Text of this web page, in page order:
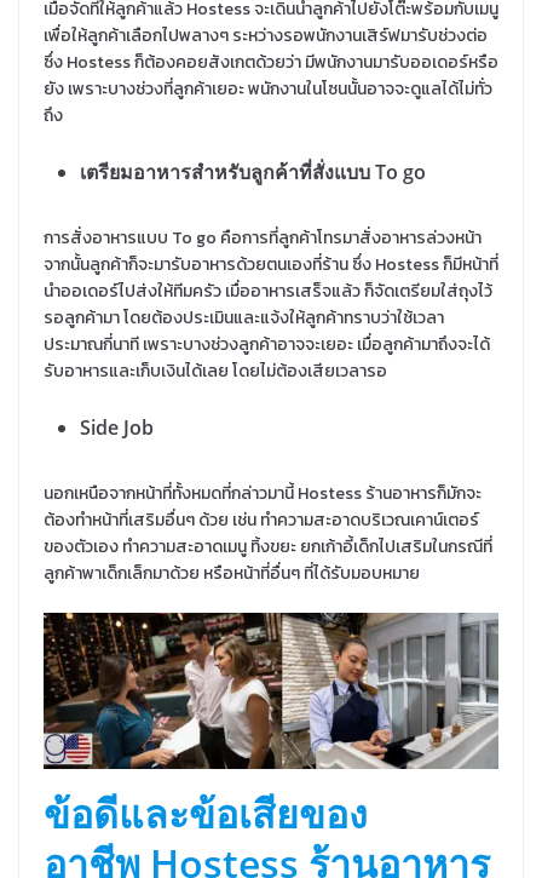
เมื่อจัดที่ให้ลูกค้าแล้ว Hostess จะเดินนำลูกค้าไปยังโต๊ะพร้อมกับเมนู
เพื่อให้ลูกค้าเลือกไปพลางๆ ระหว่างรอพนักงานเสิร์ฟมารับช่วงต่อ
ซึ่ง Hostess ก็ต้องคอยสังเกตด้วยว่า มีพนักงานมารับออเดอร์หรือ
ยัง เพราะบางช่วงที่ลูกค้าเยอะ พนักงานในโซนนั้นอาจจะดูแลได้ไม่ทั่ว
ถึง
เตรียมอาหารสำหรับลูกค้าที่สั่งแบบTo go
การสั่งอาหารแบบ To go คือการที่ลูกค้าโทรมาสั่งอาหารล่วงหน้า
จากนั้นลูกค้าก็จะมารับอาหารด้วยตนเองที่ร้าน ซึ่ง Hostess ก็มีหน้าที่
นำออเดอร์ไปส่งให้ทีมครัว เมื่ออาหารเสร็จแล้ว ก็จัดเตรียมใส่ถุงไว้
รอลูกค้ามา โดยต้องประเมินและแจ้งให้ลูกค้าทราบว่าใช้เวลา
ประมาณกี่นาที เพราะบางช่วงลูกค้าอาจจะเยอะ เมื่อลูกค้ามาถึงจะได้
รับอาหารและเก็บเงินได้เลย โดยไม่ต้องเสียเวลารอ
Side Job
นอกเหนือจากหน้าที่ทั้งหมดที่กล่าวมานี้ Hostess ร้านอาหารก็มักจะ
ต้องทำหน้าที่เสริมอื่นๆ ด้วย เช่น ทำความสะอาดบริเวณเคาน์เตอร์
ของตัวเอง ทำความสะอาดเมนู ทิ้งขยะ ยกเก้าอี้เด็กไปเสริมในกรณีที่
ลูกค้าพาเด็กเล็กมาด้วย หรือหน้าที่อื่นๆ ที่ได้รับมอบหมาย
ข้อดีและข้อเสียของ
อาชีพ Hostess ร้านอาหาร